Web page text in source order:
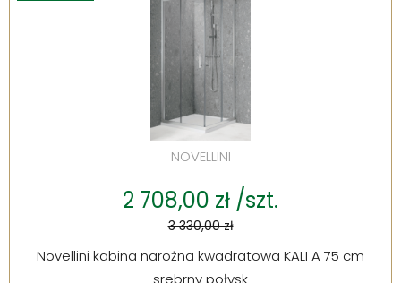
NOVELLINI
2 708,00 zł /szt.
3 330,00 zł
Novellini kabina narożna kwadratowa KALI A 75 cm
srebrny połysk